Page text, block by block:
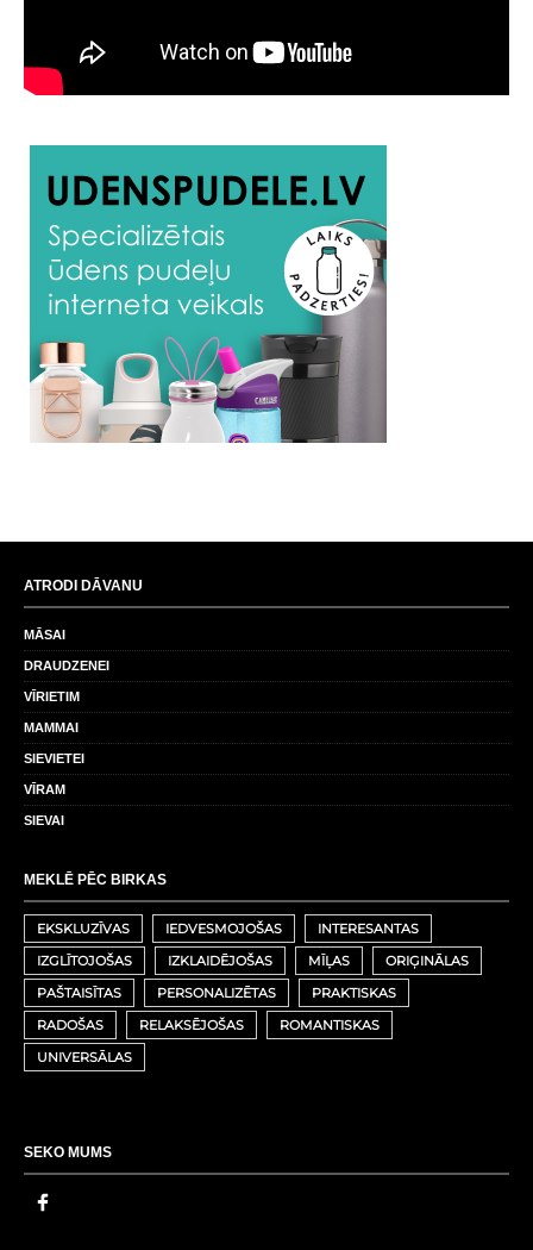
ATRODI DĀVANU
MĀSAI
DRAUDZENEI
VĪRIETIM
MAMMAI
SIEVIETEI
VĪRAM
SIEVAI
MEKLĒ PĒC BIRKAS
EKSKLUZĪVAS IEDVESMOJOŠAS
INTERESANTAS
IZGLĪTOJOŠAS
IZKLAIDĒJOŠAS MĪĻAS
ORIĢINĀLAS
PAŠTAISĪTAS
PERSONALIZĒTAS
PRAKTISKAS
RADOŠAS
RELAKSĒJOŠAS
ROMANTISKAS
UNIVERSĀLAS
SEKO MUMS